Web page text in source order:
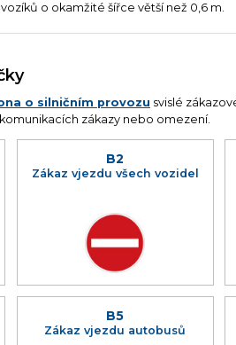
o okamžité šířce větší než 0,6 m.
o silničním provozu svislé
zákazy nebo omezení.
B2
Zákaz vjezdu všech vozidel
B5
Zákaz vjezdu autobusů